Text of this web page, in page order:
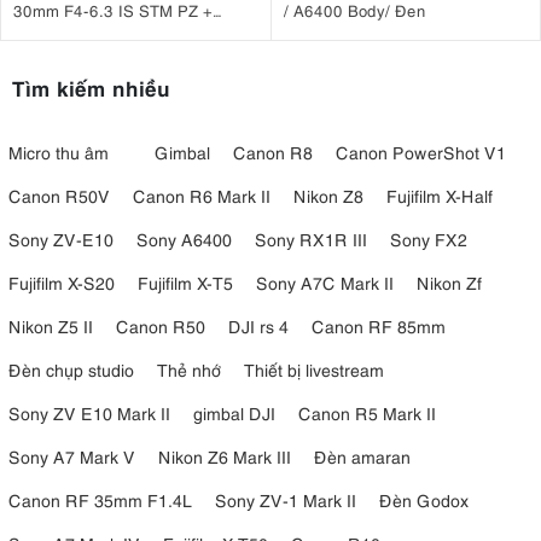
Thiết bị giúp bạn gán những phím macro để nhanh chóng nhấn và
6. Một vài thông số kỹ thuật nổi bật của bàn
- Kích thước: 118 x 84 x 25 mm
- Trọng lượng: 145 g không có chân đế / 270 g có chân đế
- 15 phím LCD có thể tùy chỉnh
30mm F4-6.3 IS STM PZ +
/ A6400 Body/ Đen
Tìm kiếm nhiều
Micro thu âm Gimbal Canon R8
Canon PowerShot V1
Canon R50V
Canon R6 Mark II Nikon Z8
Fujifilm X-Half
Sony ZV-E10
Sony A6400 Sony RX1R III
Sony FX2
Fujifilm X-S20
Fujifilm X-T5 Sony A7C Mark II
Nikon Zf
Nikon Z5 II
Canon R50 DJI rs 4
Canon RF 85mm
Đèn chụp studio
Thẻ nhớ
Thiết bị livestream
Sony ZV E10 Mark II
gimbal DJI
Canon R5 Mark II
Sony A7 Mark V
Nikon Z6 Mark III
Đèn amaran
Canon RF 35mm F1.4L
Sony ZV-1 Mark II
Đèn Godox